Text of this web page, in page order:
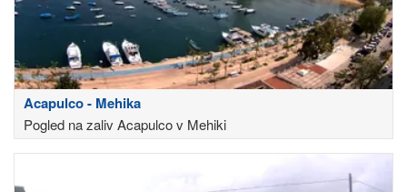
Acapulco - Mehika
Pogled na zaliv Acapulco v Mehiki